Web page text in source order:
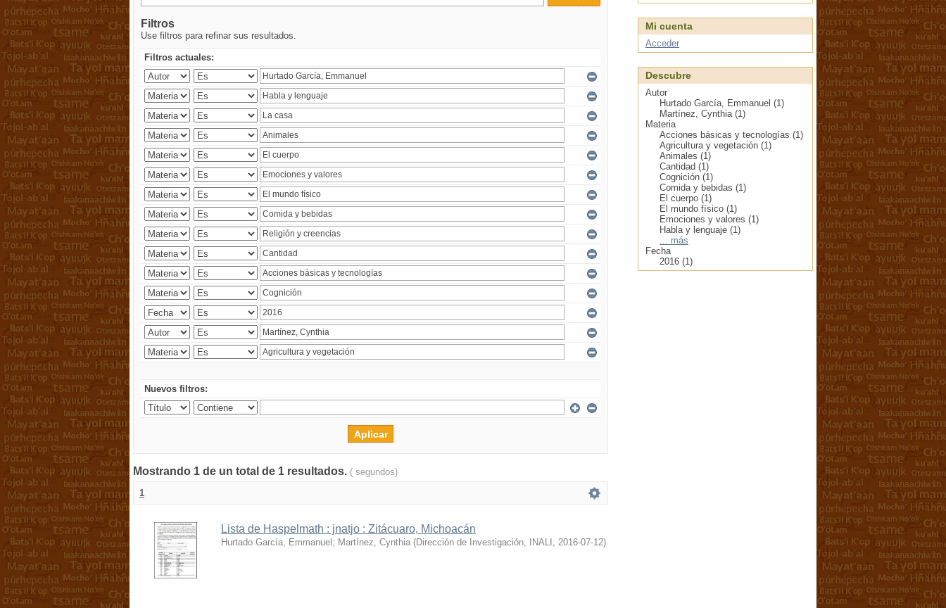
Filtros
Use filtros para refinar sus resultados.
Filtros actuales:
Nuevos filtros:
Mostrando 1 de un total de 1 resultados. ( segundos)
1
Lista de Haspelmath : jnatjo : Zitácuaro, Michoacán
Hurtado García, Emmanuel ; Martínez, Cynthia (Dirección de Investigación, INALI , 2016-07-12)
Mi cuenta
Acceder
Descubre
Autor
Hurtado García, Emmanuel (1)
Martínez, Cynthia (1)
Materia
Acciones básicas y tecnologías (1)
Agricultura y vegetación (1)
Animales (1)
Cantidad (1)
Cognición (1)
Comida y bebidas (1)
El cuerpo (1)
El mundo físico (1)
Emociones y valores (1)
Habla y lenguaje (1)
... más
Fecha
2016 (1)